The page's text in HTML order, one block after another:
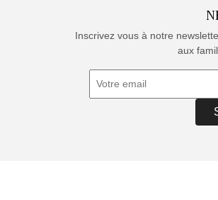
Inscrivez vous à notre
aux